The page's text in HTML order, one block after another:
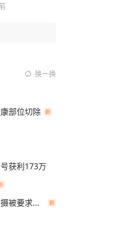
换一换
部位切除
获利173万
游客在沙滩游玩遇剧组拍摄被要求离开